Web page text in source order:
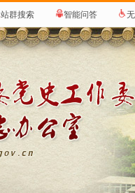
站群搜索 智能问答